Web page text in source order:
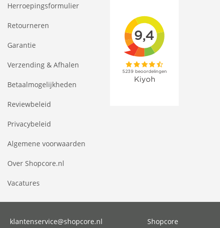
Herroepingsformulier
Retourneren
Garantie
Verzending & Afhalen
Betaalmogelijkheden
Reviewbeleid
Privacybeleid
Algemene voorwaarden
Over Shopcore.nl
Vacatures
klantenservice@shopcore.nl
Shopcore